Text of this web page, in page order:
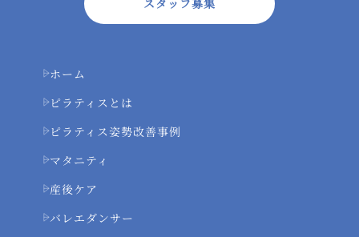
ホーム
ピラティスとは
ピラティス姿勢改善事例
マタニティ
産後ケア
バレエダンサー